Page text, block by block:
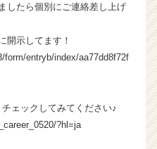
したら個別にご連絡差し上げ
開示してます！
form/entryb/index/aa77dd8f72f
ェックしてみてください♪
?hl=ja